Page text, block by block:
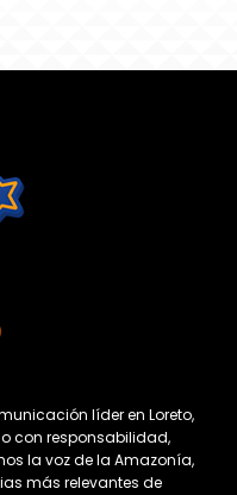
líder en Loreto,
con responsabilidad,
la voz de la Amazonía,
más relevantes de